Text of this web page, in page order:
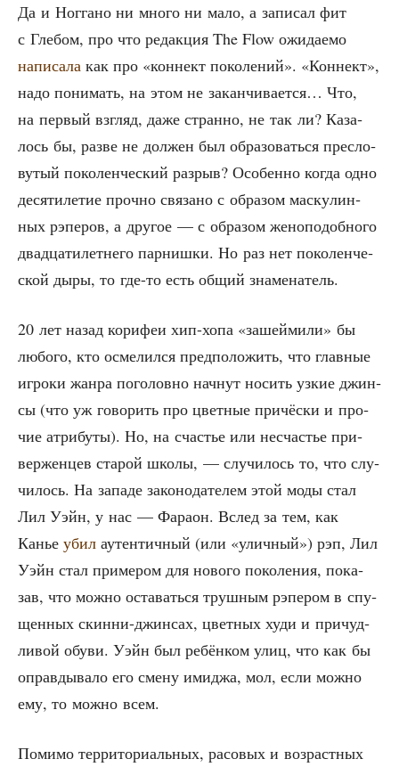
Да и Ногга­но ни мно­го ни мало, а запи­сал фит
с Гле­бом, про что редак­ция The Flow ожи­да­е­мо
напи­са­ла как про «кон­нект поко­ле­ний». «Кон­нект»,
надо пони­мать, на этом не закан­чи­ва­ет­ся… Что,
на пер­вый взгляд, даже стран­но, не так ли? Каза­
лось бы, раз­ве не дол­жен был обра­зо­вать­ся пре­сло­
ву­тый поко­лен­че­ский раз­рыв? Осо­бен­но когда одно
деся­ти­ле­тие проч­но свя­за­но с обра­зом мас­ку­лин­
ных рэпе­ров, а дру­гое — с обра­зом жено­по­доб­но­го
два­дца­ти­лет­не­го пар­ниш­ки. Но раз нет поко­лен­че­
ской дыры, то где-то есть общий знаменатель.
20 лет назад кори­феи хип-хопа «зашей­ми­ли» бы
любо­го, кто осме­лил­ся пред­по­ло­жить, что глав­ные
игро­ки жан­ра пого­лов­но нач­нут носить узкие джин­
сы (что уж гово­рить про цвет­ные при­чёс­ки и про­
чие атри­бу­ты). Но, на сча­стье или несча­стье при­
вер­жен­цев ста­рой шко­лы, — слу­чи­лось то, что слу­
чи­лось. На запа­де зако­но­да­те­лем этой моды стал
Лил Уэйн, у нас — Фара­он. Вслед за тем, как
Канье убил аутен­тич­ный (или «улич­ный») рэп, Лил
Уэйн стал при­ме­ром для ново­го поко­ле­ния, пока­
зав, что мож­но оста­вать­ся труш­ным рэпе­ром в спу­
щен­ных скин­ни-джин­сах, цвет­ных худи и при­чуд­
ли­вой обу­ви. Уэйн был ребён­ком улиц, что как бы
оправ­ды­ва­ло его сме­ну ими­джа, мол, если мож­но
ему, то мож­но всем.
Поми­мо тер­ри­то­ри­аль­ных, расо­вых и воз­раст­ных